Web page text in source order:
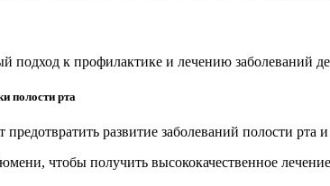
к профилактике и лечению заболеваний
полости рта
предотвратить развитие заболеваний полости
чтобы получить высококачественное